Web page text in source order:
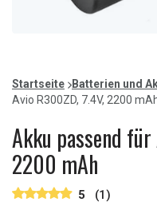
of
1
Startseite Batterien und
Avio R300ZD, 7.4V, 2200
Akku passend
2200 mAh
5 (1)